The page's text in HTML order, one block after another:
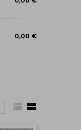
0,00 €
 